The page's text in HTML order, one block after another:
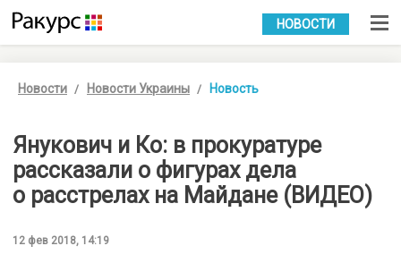
УКР РУС
НОВОСТИ
Новости Новости Украины Новость
Янукович и Ко: в прокуратуре
рассказали о фигурах дела
о расстрелах на Майдане (ВИДЕО)
12 фев 2018, 14:19